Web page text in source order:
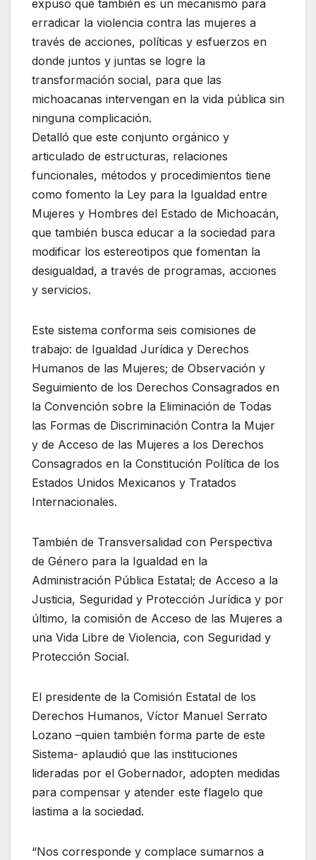
expuso que también es un mecanismo para
erradicar la violencia contra las mujeres a
través de acciones, políticas y esfuerzos en
donde juntos y juntas se logre la
transformación social, para que las
michoacanas intervengan en la vida pública sin
ninguna complicación.
Detalló que este conjunto orgánico y
articulado de estructuras, relaciones
funcionales, métodos y procedimientos tiene
como fomento la Ley para la Igualdad entre
Mujeres y Hombres del Estado de Michoacán,
que también busca educar a la sociedad para
modificar los estereotipos que fomentan la
desigualdad, a través de programas, acciones
y servicios.
Este sistema conforma seis comisiones de
trabajo: de Igualdad Jurídica y Derechos
Humanos de las Mujeres; de Observación y
Seguimiento de los Derechos Consagrados en
la Convención sobre la Eliminación de Todas
las Formas de Discriminación Contra la Mujer
y de Acceso de las Mujeres a los Derechos
Consagrados en la Constitución Política de los
Estados Unidos Mexicanos y Tratados
Internacionales.
También de Transversalidad con Perspectiva
de Género para la Igualdad en la
Administración Pública Estatal; de Acceso a la
Justicia, Seguridad y Protección Jurídica y por
último, la comisión de Acceso de las Mujeres a
una Vida Libre de Violencia, con Seguridad y
Protección Social.
El presidente de la Comisión Estatal de los
Derechos Humanos, Víctor Manuel Serrato
Lozano –quien también forma parte de este
Sistema- aplaudió que las instituciones
lideradas por el Gobernador, adopten medidas
para compensar y atender este flagelo que
lastima a la sociedad.
“Nos corresponde y complace sumarnos a